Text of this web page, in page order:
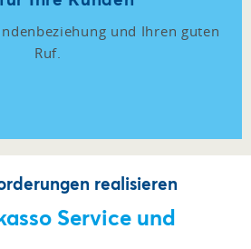
und Ihren guten
Ruf.
realisieren
Service und